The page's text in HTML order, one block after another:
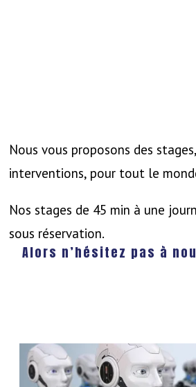
Nous vous proposons des
interventions, pour tout le
Nos stages de 45 min à une
sous réservation.
Alors n’hésitez pas à